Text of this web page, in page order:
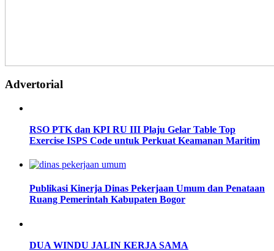
Advertorial
RSO PTK dan KPI RU III Plaju Gelar Table Top
Exercise ISPS Code untuk Perkuat Keamanan Maritim
Publikasi Kinerja Dinas Pekerjaan Umum dan Penataan
Ruang Pemerintah Kabupaten Bogor
DUA WINDU JALIN KERJA SAMA